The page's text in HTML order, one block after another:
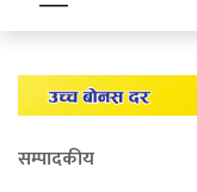
सम्पादकीय